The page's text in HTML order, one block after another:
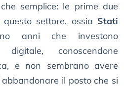
semplice: le prime due
settore, ossia Stati
anni che investono
conoscendone
e non sembrano avere
il posto che si